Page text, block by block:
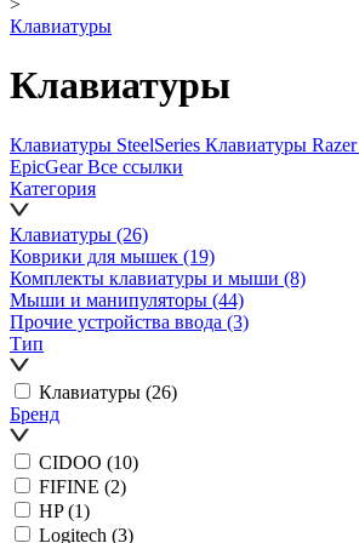
>
Клавиатуры
Клавиатуры
Клавиатуры SteelSeries Клавиатуры Razer
EpicGearВсе ссылки
Категория
Клавиатуры (26)
Коврики для мышек (19)
Комплекты клавиатуры и мыши (8)
Мыши и манипуляторы (44)
Прочие устройства ввода (3)
Тип
Клавиатуры (26)
Бренд
CIDOO (10)
FIFINE (2)
HP (1)
Logitech (3)